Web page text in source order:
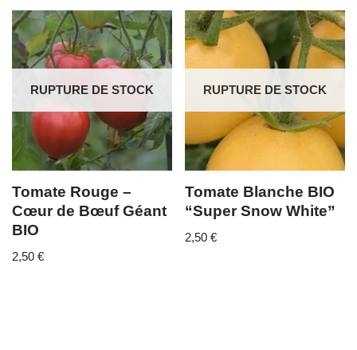
RUPTURE DE STOCK
Tomate Rouge –
Cœur de Bœuf Géant
BIO
2,50 €
RUPTURE DE STOCK
Tomate Blanche BIO
“Super Snow White”
2,50€